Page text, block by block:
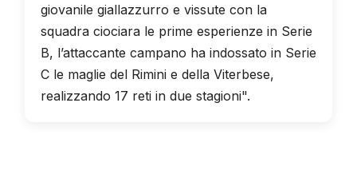
giovanile giallazzurro e vissute con la
squadra ciociara le prime esperienze in Serie
B, l’attaccante campano ha indossato in Serie
C le maglie del Rimini e della Viterbese,
realizzando 17 reti in due stagioni".